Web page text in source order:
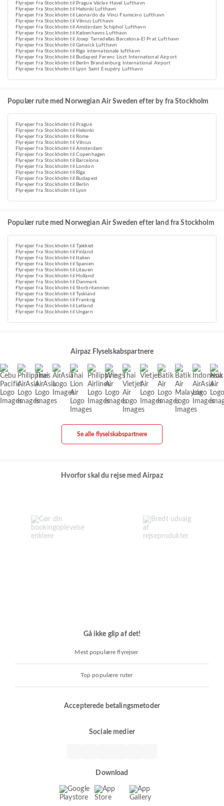
Flyrejser fra Stockholm til Prague Václav Havel Lufthavn
Flyrejser fra Stockholm til Helsinki Lufthavn
Flyrejser fra Stockholm til Leonardo da Vinci Fiumicino Lufthavn
Flyrejser fra Stockholm til Vilnius Lufthavn
Flyrejser fra Stockholm til Amsterdam Schiphol Lufthavn
Flyrejser fra Stockholm til Københavns Lufthavn
Flyrejser fra Stockholm til Josep Tarradellas Barcelona-El Prat Lufthavn
Flyrejser fra Stockholm til Gatwick Lufthavn
Flyrejser fra Stockholm til Riga internationale lufthavn
Flyrejser fra Stockholm til Budapest Ferenc Liszt International Airport
Flyrejser fra Stockholm til Berlin Brandenburg International Airport
Flyrejser fra Stockholm til Lyon Saint Exupéry Lufthavn
Populær rute med Norwegian Air Sweden efter by fra Stockholm
Flyrejser fra Stockholm til Prague
Flyrejser fra Stockholm til Helsinki
Flyrejser fra Stockholm til Rome
Flyrejser fra Stockholm til Vilnius
Flyrejser fra Stockholm til Amsterdam
Flyrejser fra Stockholm til Copenhagen
Flyrejser fra Stockholm til Barcelona
Flyrejser fra Stockholm til London
Flyrejser fra Stockholm til Rīga
Flyrejser fra Stockholm til Budapest
Flyrejser fra Stockholm til Berlin
Flyrejser fra Stockholm til Lyon
Populær rute med Norwegian Air Sweden efter land fra Stockholm
Flyrejser fra Stockholm til Tjekkiet
Flyrejser fra Stockholm til Finland
Flyrejser fra Stockholm til Italien
Flyrejser fra Stockholm til Spanien
Flyrejser fra Stockholm til Litauen
Flyrejser fra Stockholm til Holland
Flyrejser fra Stockholm til Danmark
Flyrejser fra Stockholm til Storbritannien
Flyrejser fra Stockholm til Tyskland
Flyrejser fra Stockholm til Frankrig
Flyrejser fra Stockholm til Letland
Flyrejser fra Stockholm til Ungarn
Airpaz Flyselskabspartnere
Se alle flyselskabspartnere
Hvorfor skal du rejse med Airpaz
Gå ikke glip af det!
Mest populære flyrejser
Top populære ruter
Accepterede betalingsmetoder
Sociale medier
Download